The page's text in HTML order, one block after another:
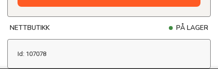
NETTBUTIKK PÅ LAGER
Id: 107078